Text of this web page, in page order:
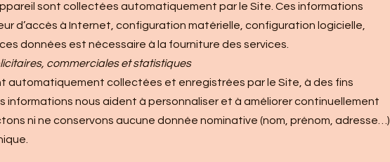
sont collectées automatiquement par le Site. Ces informations
d’accès à Internet, configuration matérielle, configuration logicielle,
données est nécessaire à la fourniture des services.
commerciales et statistiques
automatiquement collectées et enregistrées par le Site, à des fins
nous aident à personnaliser et à améliorer continuellement
ni ne conservons aucune donnée nominative (nom, prénom, adresse…)